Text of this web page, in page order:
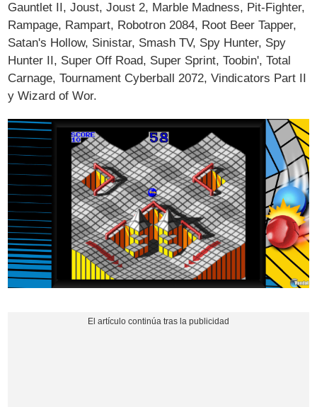
Gauntlet II, Joust, Joust 2, Marble Madness, Pit-Fighter,
Rampage, Rampart, Robotron 2084, Root Beer Tapper,
Satan's Hollow, Sinistar, Smash TV, Spy Hunter, Spy
Hunter II, Super Off Road, Super Sprint, Toobin', Total
Carnage, Tournament Cyberball 2072, Vindicators Part II
y Wizard of Wor.